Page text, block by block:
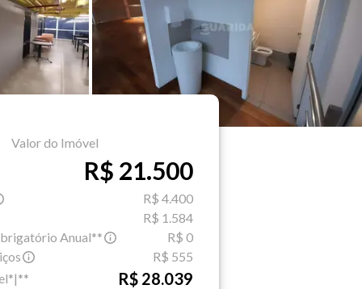
Valor do Imóvel
R$ 21.500
R$ 4.400
R$ 1.584
Anual**
R$ 0
R$ 555
R$ 28.039